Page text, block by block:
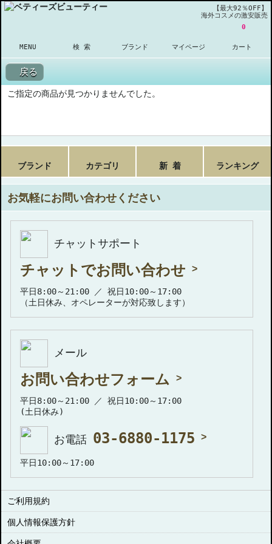
【最大92％OFF】
海外コスメの激安販売
MENU 検 索 ブランド マイページ
0
カート
戻る
ご指定の商品が見つかりませんでした。
ブランド カテゴリ 新 着 ランキング
お気軽にお問い合わせください
チャットサポート
チャットでお問い合わせ
平日8:00～21:00 ／ 祝日10:00～17:00
（土日休み、オペレーターが対応致します）
メール
お問い合わせフォーム
平日8:00～21:00 ／ 祝日10:00～17:00
(土日休み)
お電話 03-6880-1175
平日10:00～17:00
ご利用規約
個人情報保護方針